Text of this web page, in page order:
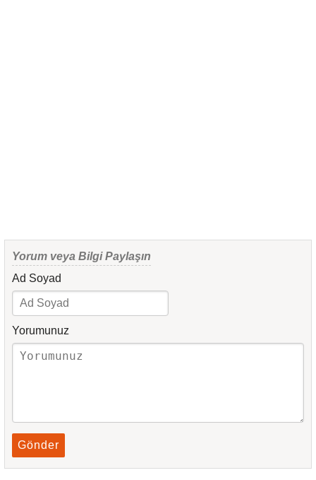
Yorum veya Bilgi Paylaşın
Ad Soyad
Yorumunuz
Gönder